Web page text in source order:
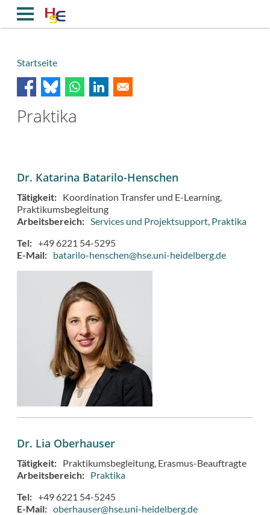
Inhalt
Breadcrumb
Startseite
Praktika
Dr. Katarina Batarilo-Henschen
Tätigkeit
Koordination Transfer und E-Learning
Praktikumsbegleitung
Arbeitsbereich
Services und Projektsupport Praktika
Tel
+49 6221 54-5295
E-Mail
batarilo-henschen@hse.uni-heidelberg.de
Dr. Lia Oberhauser
Tätigkeit Praktikumsbegleitung Erasmus-Beauftragte
Arbeitsbereich
Praktika
Tel
+49 6221 54-5245
E-Mail
oberhauser@hse.uni-heidelberg.de